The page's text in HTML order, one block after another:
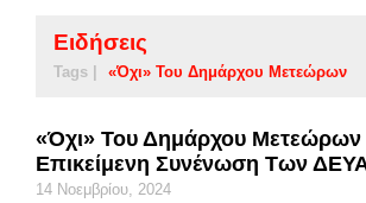
Ειδήσεις
Tags | «Όχι» Του Δημάρχου Μετεώρων
«Όχι» Του Δημάρχου Μετεώρων
Επικείμενη Συνένωση Των
14 Νοεμβρίου, 2024